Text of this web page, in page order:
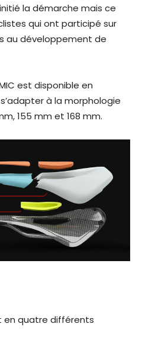
la démarche mais ce
qui ont participé sur
au développement de
est disponible en
à la morphologie
155 mm et 168 mm.
en quatre différents